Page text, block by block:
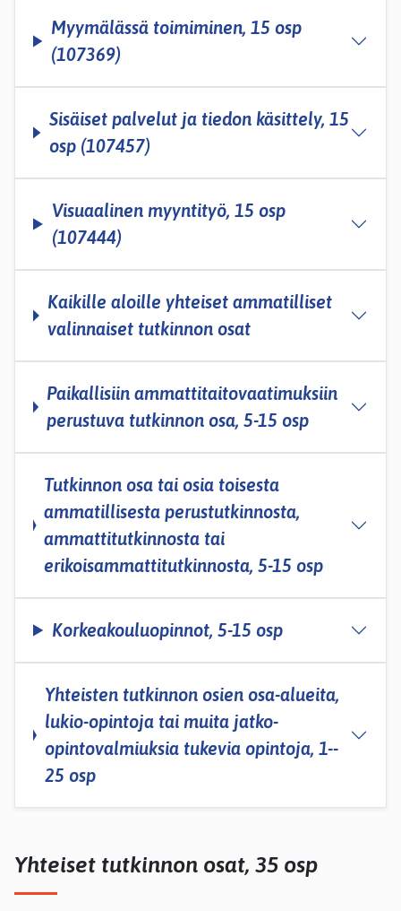
Myymälässä toimiminen, 15 osp
(107369)
Sisäiset palvelut ja tiedon käsittely, 15
osp (107457)
Visuaalinen myyntityö, 15 osp
(107444)
Kaikille aloille yhteiset ammatilliset
valinnaiset tutkinnon osat
Paikallisiin ammattitaitovaatimuksiin
perustuva tutkinnon osa, 5-­15 osp
Tutkinnon osa tai osia toisesta
ammatillisesta perustutkinnosta,
ammattitutkinnosta tai
erikoisammattitutkinnosta, 5­-15 osp
Korkeakouluopinnot, 5-15 osp
Yhteisten tutkinnon osien osa-­alueita,
lukio-opintoja tai muita jatko-
opintovalmiuksia tukevia opintoja, 1-­
25 osp
Yhteiset tutkinnon osat, 35 osp